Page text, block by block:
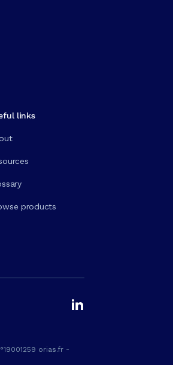
links
products
orias.fr -